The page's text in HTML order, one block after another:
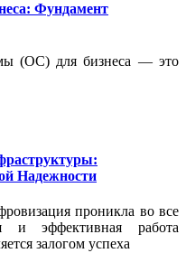
Фундамент
(ОС) для бизнеса — это
Надежности
проникла во все
и эффективная работа
залогом успеха